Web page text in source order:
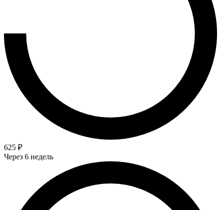
625 ₽
Через 6 недель